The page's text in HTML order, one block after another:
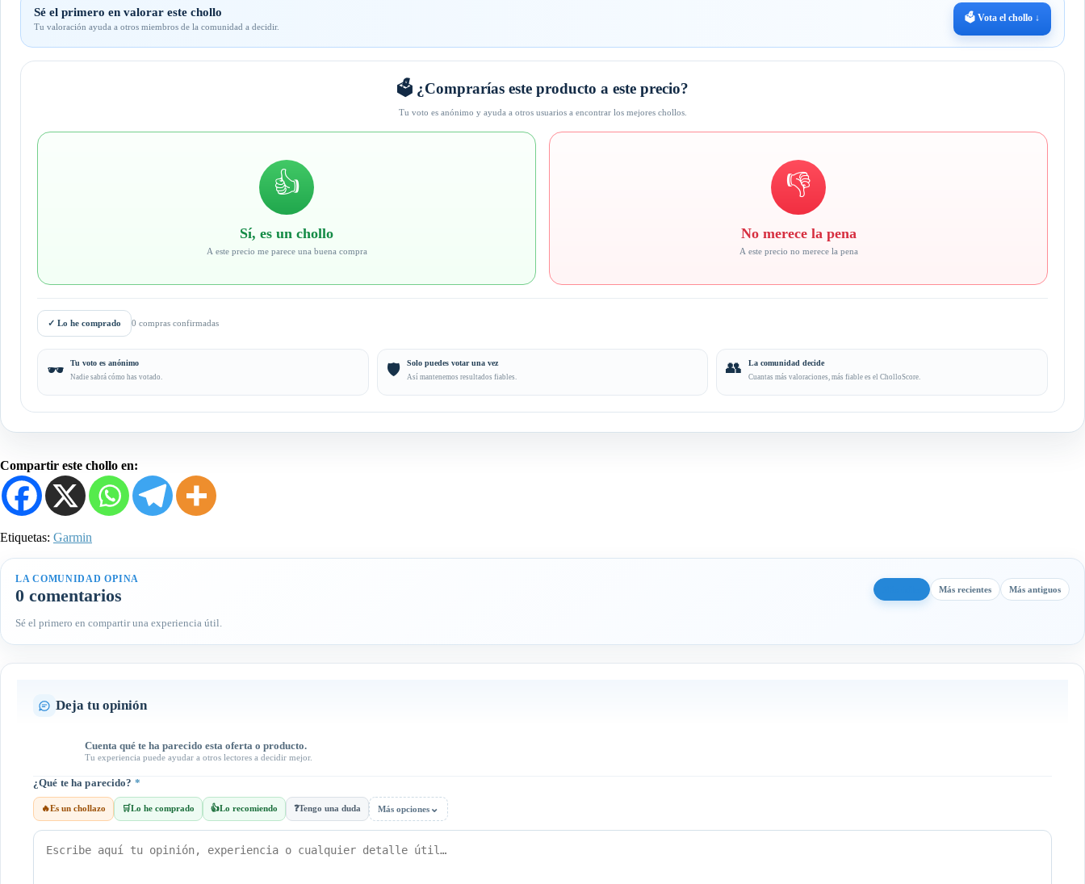
Sé el primero en valorar este chollo
Tu valoración ayuda a otros miembros de la comunidad a decidir.
🗳️ Vota el chollo ↓
🗳️ ¿Comprarías este producto a este precio?
Tu voto es anónimo y ayuda a otros usuarios a encontrar los mejores chollos.
👍
Sí, es un chollo
A este precio me parece una buena compra
👎
No merece la pena
A este precio no merece la pena
✓ Lo he comprado 0 compras confirmadas
🕶️ Tu voto es anónimo
Nadie sabrá cómo has votado. 🛡️ Solo puedes votar una vez
Así mantenemos resultados fiables.
👥 La comunidad decide
Cuantas más valoraciones, más fiable es el CholloScore.
Compartir este chollo en:
Etiquetas: Garmin
LA COMUNIDAD OPINA
0 comentarios Más recientes Más antiguos
Sé el primero en compartir una experiencia útil.
Deja tu opinión
Cuenta qué te ha parecido esta oferta o producto.
Tu experiencia puede ayudar a otros lectores a decidir mejor.
¿Qué te ha parecido? *
🔥Es un chollazo 🛒Lo he comprado 👍Lo recomiendo ❓Tengo una duda Más opciones ⌄